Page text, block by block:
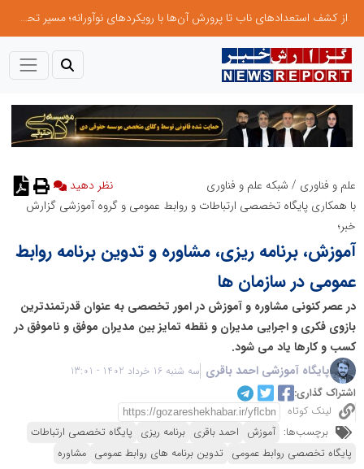
از کشف استعدادهای ناب تا پرورش آن‌ها با رویکردهای نوآورانه؛ مسیر تحول‌آفرین شنای ایران در سطح جهانی
علم و فناوری / شبکه علم و فناوری
با همکاری پایگاه تخصصی ارتباطات و روابط عمومی و گروه آموزشی گزارش
خبر؛
آموزش، برنامه ریزی، مشاوره و تدوین برنامه روابط
عمومی در سازمان ها
در عصر کنونی مشاوره و آموزش در امور تخصصی به عنوان قدرتمندترین
بازوی فکری و اجرایی مدیران و نقطه تمایز بین مدیران موفق و ناموفق در
کسب و کارها یاد می شود.
پایگاه آموزشی احمد باقری سه شنبه 16 خرداد 1402 - 13:01
اشتراک گذاری:
لینک کوتاه
برچسب‌ها: آموزش احمد باقری برنامه ریزی پایگاه تخصصی ارتباطات
پایگاه تخصصی روابط عمومی تدوین برنامه های روابط عمومی مشاوره